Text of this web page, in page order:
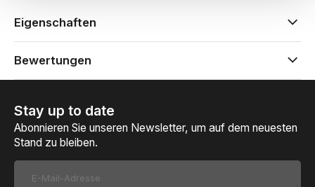
Eigenschaften
Bewertungen
Stay up to date
Abonnieren Sie unseren Newsletter, um auf dem neuesten
Stand zu bleiben.